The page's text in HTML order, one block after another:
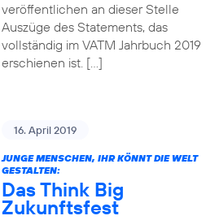
veröffentlichen an dieser Stelle
Auszüge des Statements, das
vollständig im VATM Jahrbuch 2019
erschienen ist. […]
16. April 2019
JUNGE MENSCHEN, IHR KÖNNT DIE WELT
GESTALTEN:
Das Think Big
Zukunftsfest